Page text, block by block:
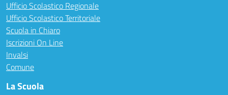
Ufficio Scolastico Regionale
Ufficio Scolastico Territoriale
Scuola in Chiaro
Iscrizioni On Line
Invalsi
Comune
La Scuola